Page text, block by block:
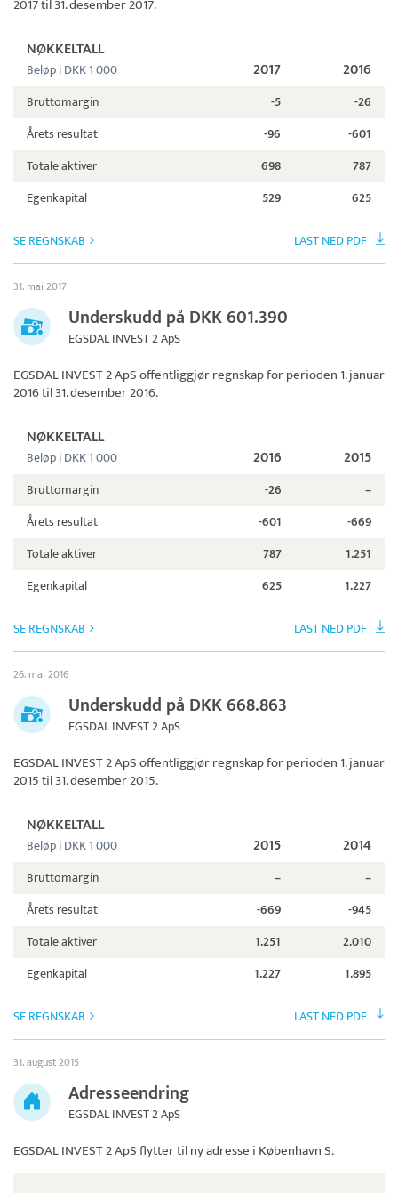
2017 til 31. desember 2017.
NØKKELTALL
Beløp i DKK 1 000 2017 2016
Bruttomargin -5
-26
Årets resultat
-96
-601
Totale aktiver
698
787
Egenkapital
529 625
SE REGNSKAB LAST NED PDF
31. mai 2017
Underskudd på DKK 601.390
EGSDAL INVEST 2 ApS
EGSDAL INVEST 2 ApSoffentliggjør regnskap for perioden 1. januar
2016 til 31. desember 2016.
NØKKELTALL
Beløp i DKK 1 000 2016 2015
Bruttomargin -26
–
Årets resultat
-601
-669
Totale aktiver
787
1.251
Egenkapital
625 1.227
SE REGNSKAB LAST NED PDF
26. mai 2016
Underskudd på DKK 668.863
EGSDAL INVEST 2 ApS
EGSDAL INVEST 2 ApSoffentliggjør regnskap for perioden 1. januar
2015 til 31. desember 2015.
NØKKELTALL
Beløp i DKK 1 000 2015 2014
Bruttomargin –
–
Årets resultat
-669
-945
Totale aktiver
1.251
2.010
Egenkapital
1.227 1.895
SE REGNSKAB LAST NED PDF
31. august 2015
Adresseendring
EGSDAL INVEST 2 ApS
EGSDAL INVEST 2 ApSflytter til ny adresse i København S.